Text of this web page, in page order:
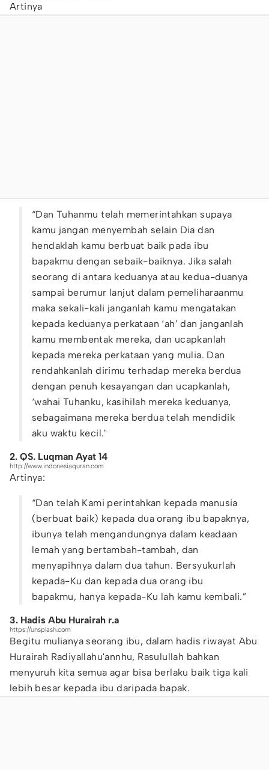
Artinya
“Dan Tuhanmu telah memerintahkan supaya
kamu jangan menyembah selain Dia dan
hendaklah kamu berbuat baik pada ibu
bapakmu dengan sebaik-baiknya. Jika salah
seorang di antara keduanya atau kedua-duanya
sampai berumur lanjut dalam pemeliharaanmu
maka sekali-kali janganlah kamu mengatakan
kepada keduanya perkataan ‘ah’ dan janganlah
kamu membentak mereka, dan ucapkanlah
kepada mereka perkataan yang mulia. Dan
rendahkanlah dirimu terhadap mereka berdua
dengan penuh kesayangan dan ucapkanlah,
‘wahai Tuhanku, kasihilah mereka keduanya,
sebagaimana mereka berdua telah mendidik
aku waktu kecil."
2. QS. Luqman Ayat 14
http://www.indonesiaquran.com
Artinya:
“Dan telah Kami perintahkan kepada manusia
(berbuat baik) kepada dua orang ibu bapaknya,
ibunya telah mengandungnya dalam keadaan
lemah yang bertambah-tambah, dan
menyapihnya dalam dua tahun. Bersyukurlah
kepada-Ku dan kepada dua orang ibu
bapakmu, hanya kepada-Ku lah kamu kembali.”
3. Hadis Abu Hurairah r.a
https://unsplash.com
Begitu mulianya seorang ibu, dalam hadis riwayat Abu
Hurairah Radiyallahu'annhu, Rasulullah bahkan
menyuruh kita semua agar bisa berlaku baik tiga kali
lebih besar kepada ibu daripada bapak.